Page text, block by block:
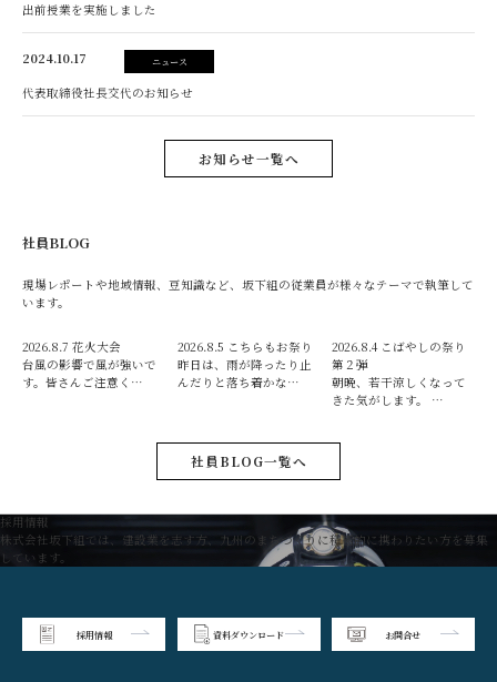
出前授業を実施しました
2024.10.17 ニュース
代表取締役社長交代のお知らせ
お知らせ一覧へ
社員BLOG
現場レポートや地域情報、豆知識など、坂下組の従業員が様々なテーマで執筆して
います。
2026.8.7 花火大会
台風の影響で風が強いで
す。皆さんご注意く…
2026.8.5 こちらもお祭り
昨日は、雨が降ったり止
んだりと落ち着かな…
2026.8.4 こばやしの祭り
第２弾
朝晩、若干涼しくなって
きた気がします。 …
社員BLOG一覧へ
採用情報
株式会社坂下組では、建設業を志す方、九州のまちづくりに積極的に携わりたい方を募集
しています。
採用情報 資料ダウンロード お問合せ